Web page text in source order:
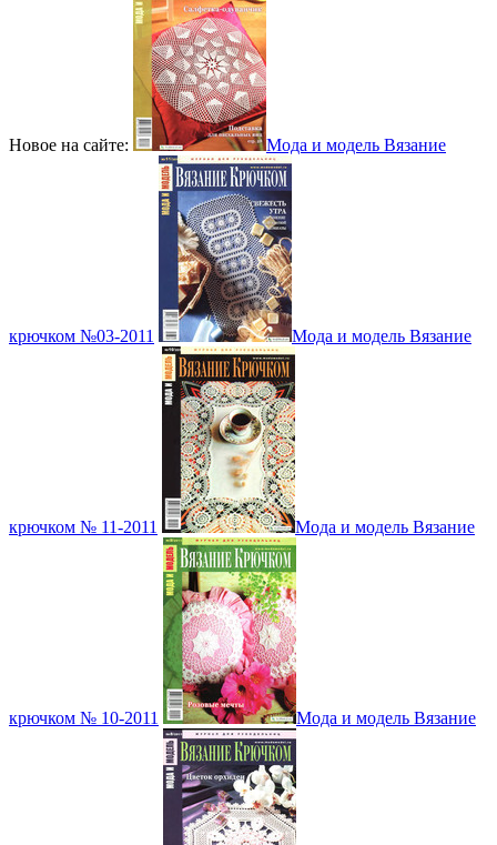
Новое на сайте: Мода и модель Вязание
крючком №03-2011 Мода и модель Вязание
крючком № 11-2011 Мода и модель Вязание
крючком № 10-2011 Мода и модель Вязание